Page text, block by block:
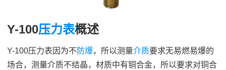
Y-100压力表概述
Y-100压力表 因为不 防爆，所以测量介质要求无易燃易爆的
场合，测量介质不结晶，材质中有铜合金，所以要求对铜合